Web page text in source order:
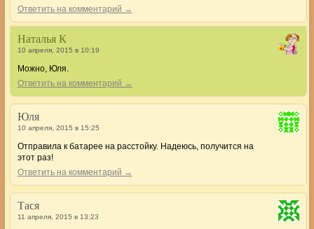
Ответить на комментарий →
Наталья К
10 апреля, 2015 в 10:19
Можно, Юля.
Ответить на комментарий →
Юля
10 апреля, 2015 в 15:25
Отправила к батарее на расстойку. Надеюсь, получится на
этот раз!
Ответить на комментарий →
Тася
11 апреля, 2015 в 13:23